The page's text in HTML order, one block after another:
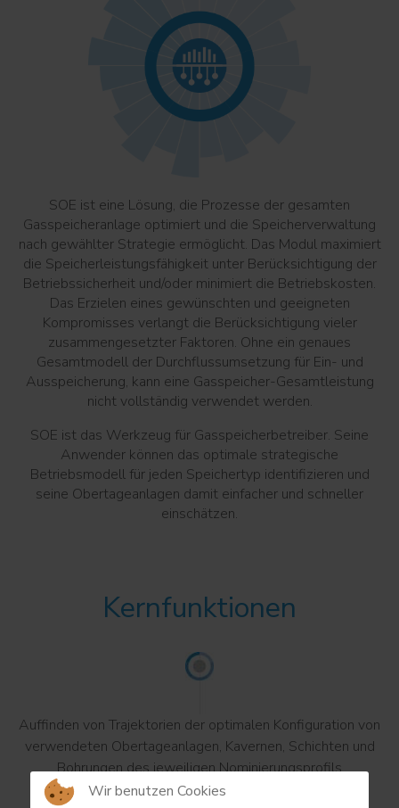
SOE ist eine Lösung, die Prozesse der gesamten
Gasspeicheranlage optimiert und die Speicherverwaltung
nach gewählter Strategie ermöglicht. Das Modul maximiert
die Speicherleistungsfähigkeit unter Berücksichtigung der
Betriebssicherheit und/oder minimiert die Betriebskosten.
Das Erzielen eines gewünschten und geeigneten
Kompromisses verlangt die Berücksichtigung vieler
zusammengesetzter Faktoren. Ohne ein genaues
Gesamtmodell der Durchflussumsetzung für Ein- und
Ausspeicherung, kann eine Gasspeicher-Gesamtleistung
nicht vollständig verwendet werden.
SOE ist das Werkzeug für Gasspeicherbetreiber. Seine
Anwender können das optimale strategische
Betriebsmodell für jeden Speichertyp identifizieren und
seine Obertageanlagen damit einfacher und schneller
einschätzen.
Kernfunktionen
Auffinden von Trajektorien der optimalen Konfiguration von
verwendeten Obertageanlagen, Kavernen, Schichten und
Bohrungen des jeweiligen Nominierungsprofils
Wir benutzen Cookies